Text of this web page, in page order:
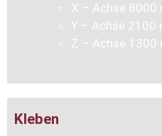
X – Achse 8000
Y – Achse 2100
Z – Achse 1300
Kleben